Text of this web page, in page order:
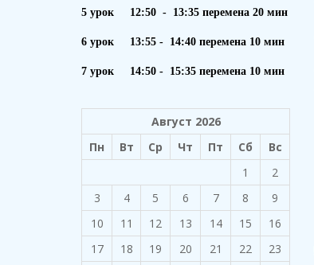
5 урок 12:50 - 13:35 перемена 20 мин
6 урок 13:55 - 14:40 перемена 10 мин
7 урок 14:50 - 15:35 перемена 10 мин
Август 2026
Пн
Вт Ср Чт Пт Сб
Вс
1
2
3
4 5 6 7 8
9
10
11 12 13 14 15
16
17
18 19 20 21 22
23